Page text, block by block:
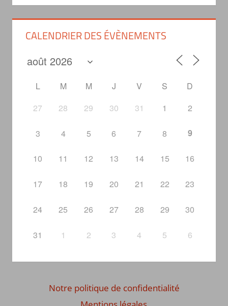
CALENDRIER DES ÉVÈNEMENTS
L M M J V S
D
27
28 29 30 31 1 2
3 4 5 6 7 8 9
10 11 12 13 14 15 16
17 18 19 20 21 22 23
24 25 26 27 28 29 30
31 1 2 3 4 5 6
Notre politique de confidentialité